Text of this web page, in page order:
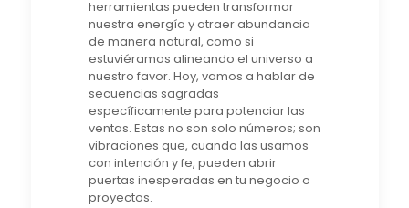
herramientas pueden transformar
nuestra energía y atraer abundancia
de manera natural, como si
estuviéramos alineando el universo a
nuestro favor. Hoy, vamos a hablar de
secuencias sagradas
específicamente para potenciar las
ventas. Estas no son solo números; son
vibraciones que, cuando las usamos
con intención y fe, pueden abrir
puertas inesperadas en tu negocio o
proyectos.